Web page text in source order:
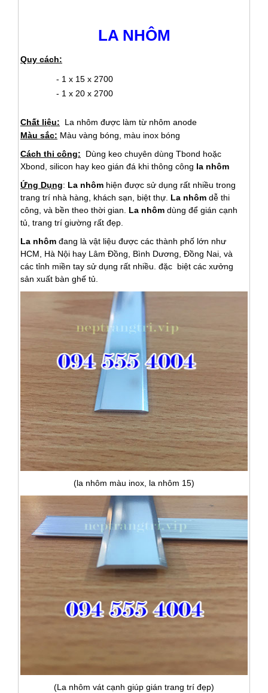
LA NHÔM
Quy cách:
- 1 x 15 x 2700
- 1 x 20 x 2700
Chất liệu: La nhôm được làm từ nhôm anode
Màu sắc: Màu vàng bóng, màu inox bóng
Cách thi công: Dùng keo chuyên dùng Tbond hoặc
Xbond, silicon hay keo gián đá khi thông công la nhôm
Ứng Dụng: La nhôm hiện được sử dụng rất nhiều trong
trang trí nhà hàng, khách sạn, biệt thự. La nhôm dễ thi
công, và bền theo thời gian. La nhôm dùng để gián cạnh
tủ, trang trí giường rất đẹp.
La nhôm đang là vật liệu được các thành phố lớn như
HCM, Hà Nội hay Lâm Đồng, Bình Dương, Đồng Nai, và
các tỉnh miền tay sử dụng rất nhiều. đặc biệt các xưởng
sản xuất bàn ghế tủ.
(la nhôm màu inox, la nhôm 15)
(La nhôm vát cạnh giúp gián trang trí đẹp)